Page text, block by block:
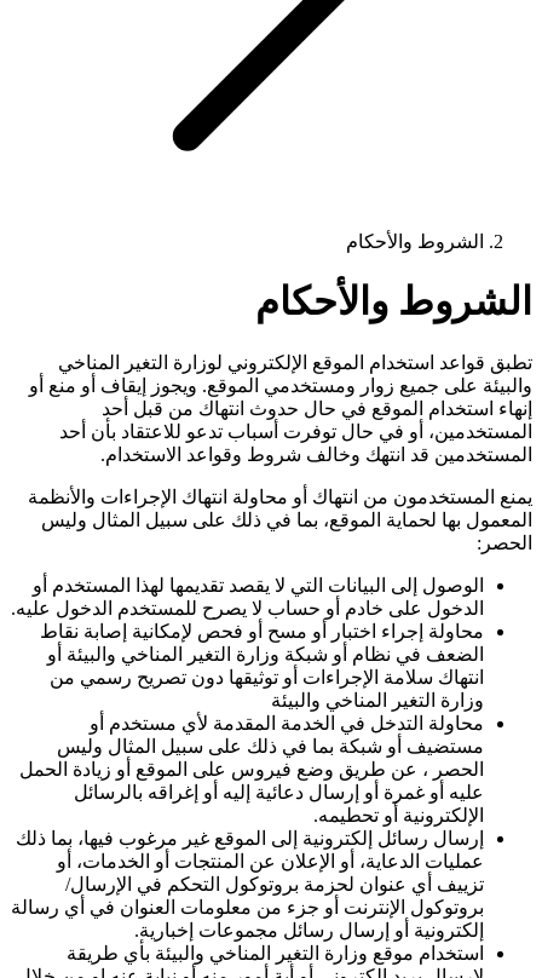
الشروط والأحكام
الشروط والأحكام
تطبق قواعد استخدام الموقع الإلكتروني لوزارة التغير المناخي
والبيئة على جميع زوار ومستخدمي الموقع. ويجوز إيقاف أو منع أو
إنهاء استخدام الموقع في حال حدوث انتهاك من قبل أحد
المستخدمين، أو في حال توفرت أسباب تدعو للاعتقاد بأن أحد
المستخدمين قد انتهك وخالف شروط وقواعد الاستخدام.
يمنع المستخدمون من انتهاك أو محاولة انتهاك الإجراءات والأنظمة
المعمول بها لحماية الموقع، بما في ذلك على سبيل المثال وليس
الحصر:
الوصول إلى البيانات التي لا يقصد تقديمها لهذا المستخدم أو
الدخول على خادم أو حساب لا يصرح للمستخدم الدخول عليه.
محاولة إجراء اختبار أو مسح أو فحص لإمكانية إصابة نقاط
الضعف في نظام أو شبكة وزارة التغير المناخي والبيئة أو
انتهاك سلامة الإجراءات أو توثيقها دون تصريح رسمي من
وزارة التغير المناخي والبيئة
محاولة التدخل في الخدمة المقدمة لأي مستخدم أو
مستضيف أو شبكة بما في ذلك على سبيل المثال وليس
الحصر ، عن طريق وضع فيروس على الموقع أو زيادة الحمل
عليه أو غمرة أو إرسال دعائية إليه أو إغراقه بالرسائل
الإلكترونية أو تحطيمه.
إرسال رسائل إلكترونية إلى الموقع غير مرغوب فيها، بما ذلك
عمليات الدعاية، أو الإعلان عن المنتجات أو الخدمات، أو
تزييف أي عنوان لحزمة بروتوكول التحكم في الإرسال/
بروتوكول الإنترنت أو جزء من معلومات العنوان في أي رسالة
إلكترونية أو إرسال رسائل مجموعات إخبارية.
استخدام موقع وزارة التغير المناخي والبيئة بأي طريقة